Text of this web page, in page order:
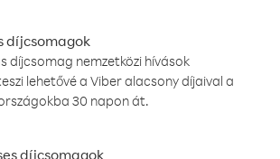
díjcsomagok
díjcsomag nemzetközi hívások
lehetővé a Viber alacsony díjaival a
30 napon át.
díjcsomagok